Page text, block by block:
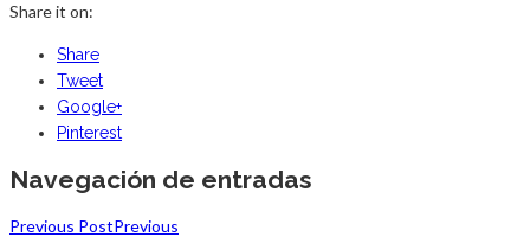
Share it on:
Share
Tweet
Google+
Pinterest
Navegación de entradas
Previous PostPrevious